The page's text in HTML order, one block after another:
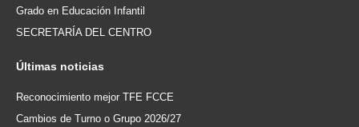
Grado en Educación Infantil
SECRETARÍA DEL CENTRO
Últimas noticias
Reconocimiento mejor TFE FCCE
Cambios de Turno o Grupo 2026/27